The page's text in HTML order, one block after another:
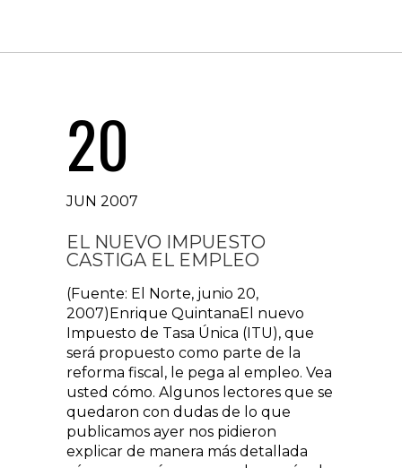
20
JUN 2007
EL NUEVO IMPUESTO
CASTIGA EL EMPLEO
(Fuente: El Norte, junio 20,
2007)Enrique QuintanaEl nuevo
Impuesto de Tasa Única (ITU), que
será propuesto como parte de la
reforma fiscal, le pega al empleo. Vea
usted cómo. Algunos lectores que se
quedaron con dudas de lo que
publicamos ayer nos pidieron
explicar de manera más detallada